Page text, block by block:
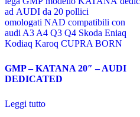
GMP – KATANA 20″ – AUDI
DEDICATED
Leggi tutto